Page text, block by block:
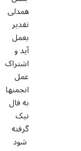
همدلی
تقدیر
بعمل
آید و
اشتراک
عمل
انجمنها
به فال
نیک
گرفته
شود